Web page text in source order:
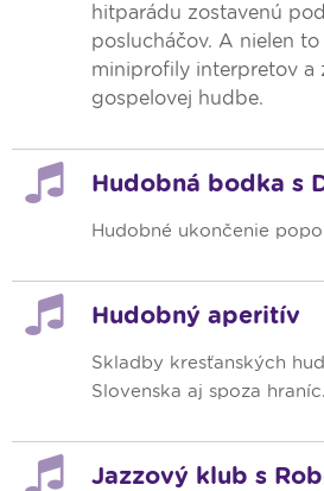
hitparádu zostavenú
poslucháčov. A nielen
miniprofily interpretov a
gospelovej hudbe.
Hudobná bodka s
Hudobné ukončenie
Hudobný aperitív
Skladby kresťanských
Slovenska aj spoza hraníc.
Jazzový klub s